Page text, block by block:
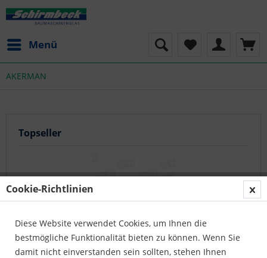
Menü
AKERMAN
Topseller
FRONTSCHEIBE UNTEN
Cookie-Richtlinien
Diese Website verwendet Cookies, um Ihnen die
bestmögliche Funktionalität bieten zu können. Wenn Sie
damit nicht einverstanden sein sollten, stehen Ihnen